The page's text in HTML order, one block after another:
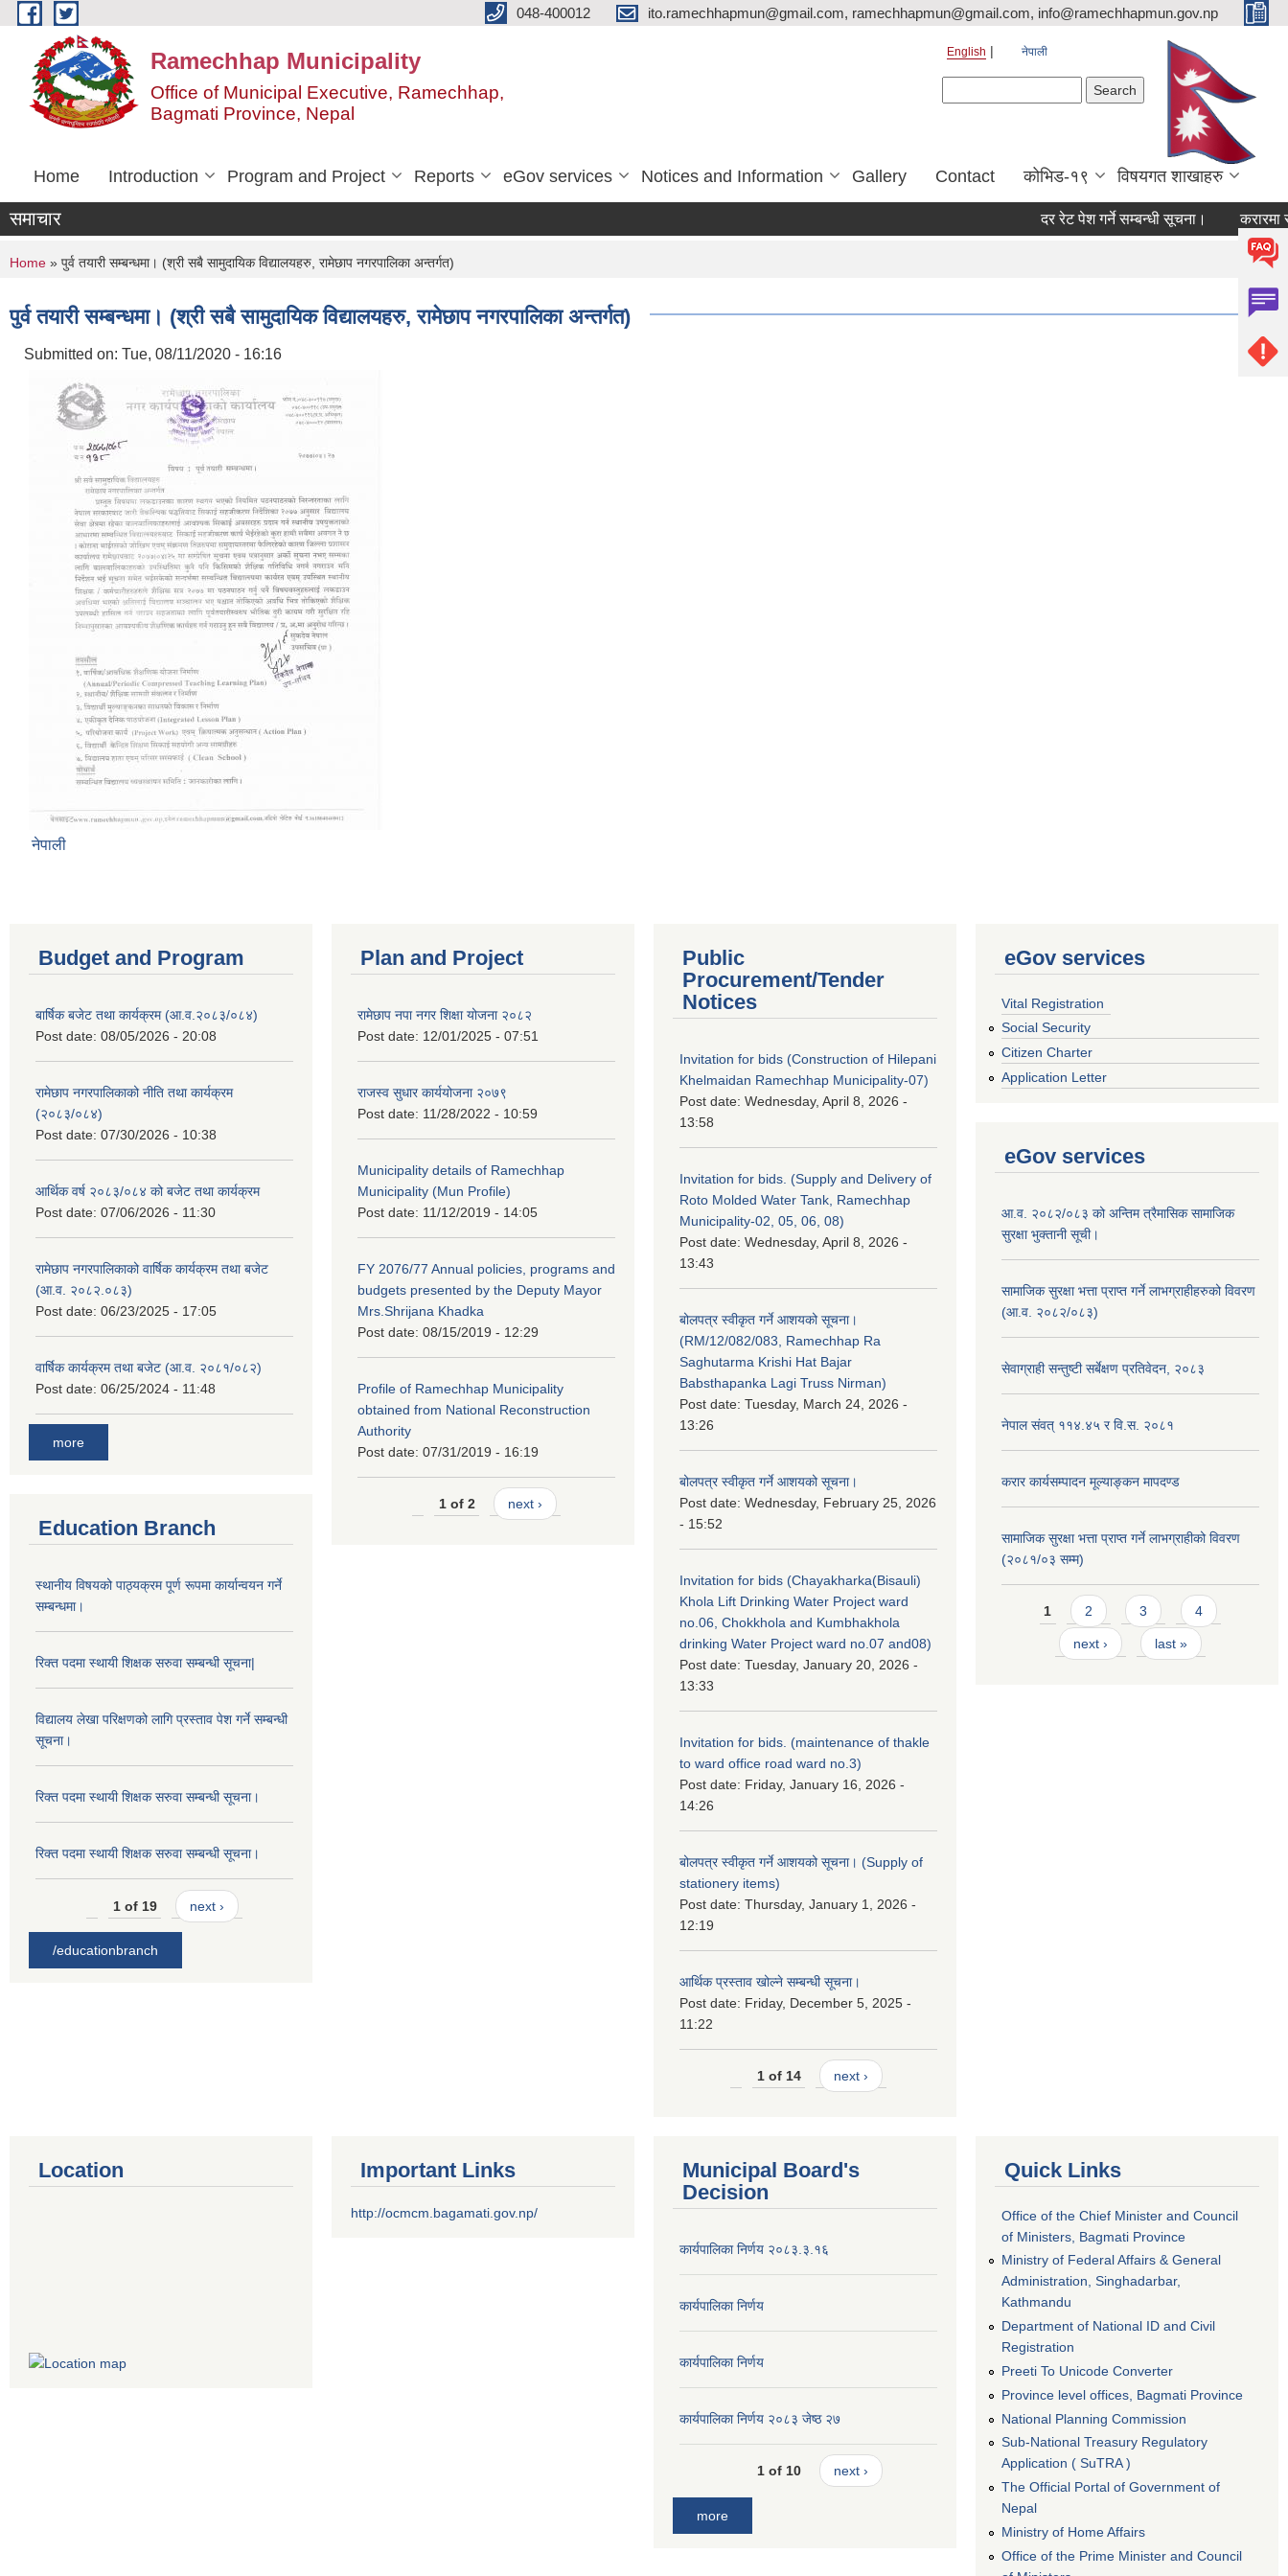
Skip to main content 048-400012 ito.ramechhapmun@gmail.com, ramechhapmun@gmail.com, info@ramechhapmun.gov.np
Ramechhap Municipality
Office of Municipal Executive, Ramechhap,
Bagmati Province, Nepal
English नेपाली
Home Introduction Program and Project Reports eGov services Notices and Information Gallery Contact कोभिड-१९ विषयगत शाखाहरु
समाचार दर रेट पेश गर्ने सम्बन्धी सूचना। करारमा
You are here
Home » पुर्व तयारी सम्बन्धमा। (श्री सबै सामुदायिक विद्यालयहरु, रामेछाप नगरपालिका अन्तर्गत)
पुर्व तयारी सम्बन्धमा। (श्री सबै सामुदायिक विद्यालयहरु, रामेछाप नगरपालिका अन्तर्गत)
Submitted on: Tue, 08/11/2020 - 16:16
नेपाली
Budget and Program
बार्षिक बजेट तथा कार्यक्रम (आ.व.२०८३/०८४)
Post date: 08/05/2026 - 20:08
रामेछाप नगरपालिकाको नीति तथा कार्यक्रम
(२०८३/०८४)
Post date: 07/30/2026 - 10:38
आर्थिक वर्ष २०८३/०८४ को बजेट तथा कार्यक्रम
Post date: 07/06/2026 - 11:30
रामेछाप नगरपालिकाको वार्षिक कार्यक्रम तथा बजेट
(आ.व. २०८२.०८३)
Post date: 06/23/2025 - 17:05
वार्षिक कार्यक्रम तथा बजेट (आ.व. २०८१/०८२)
Post date: 06/25/2024 - 11:48
more
Education Branch
स्थानीय विषयको पाठ्यक्रम पूर्ण रूपमा कार्यान्वयन गर्ने
सम्बन्धमा।
रिक्त पदमा स्थायी शिक्षक सरुवा सम्बन्धी सूचना|
विद्यालय लेखा परिक्षणको लागि प्रस्ताव पेश गर्ने सम्बन्धी
सूचना।
रिक्त पदमा स्थायी शिक्षक सरुवा सम्बन्धी सूचना।
रिक्त पदमा स्थायी शिक्षक सरुवा सम्बन्धी सूचना।
1 of 19 next ›
/educationbranch
Plan and Project
रामेछाप नपा नगर शिक्षा योजना २०८२
Post date: 12/01/2025 - 07:51
राजस्व सुधार कार्ययोजना २०७९
Post date: 11/28/2022 - 10:59
Municipality details of Ramechhap
Municipality (Mun Profile)
Post date: 11/12/2019 - 14:05
FY 2076/77 Annual policies, programs and
budgets presented by the Deputy Mayor
Mrs.Shrijana Khadka
Post date: 08/15/2019 - 12:29
Profile of Ramechhap Municipality
obtained from National Reconstruction
Authority
Post date: 07/31/2019 - 16:19
1 of 2 next ›
Public
Procurement/Tender
Notices
Invitation for bids (Construction of Hilepani
Khelmaidan Ramechhap Municipality-07)
Post date: Wednesday, April 8, 2026 -
13:58
Invitation for bids. (Supply and Delivery of
Roto Molded Water Tank, Ramechhap
Municipality-02, 05, 06, 08)
Post date: Wednesday, April 8, 2026 -
13:43
बोलपत्र स्वीकृत गर्ने आशयको सूचना।
(RM/12/082/083, Ramechhap Ra
Saghutarma Krishi Hat Bajar
Babsthapanka Lagi Truss Nirman)
Post date: Tuesday, March 24, 2026 -
13:26
बोलपत्र स्वीकृत गर्ने आशयको सूचना।
Post date: Wednesday, February 25, 2026
- 15:52
Invitation for bids (Chayakharka(Bisauli)
Khola Lift Drinking Water Project ward
no.06, Chokkhola and Kumbhakhola
drinking Water Project ward no.07 and08)
Post date: Tuesday, January 20, 2026 -
13:33
Invitation for bids. (maintenance of thakle
to ward office road ward no.3)
Post date: Friday, January 16, 2026 -
14:26
बोलपत्र स्वीकृत गर्ने आशयको सूचना। (Supply of
stationery items)
Post date: Thursday, January 1, 2026 -
12:19
आर्थिक प्रस्ताव खोल्ने सम्बन्धी सूचना।
Post date: Friday, December 5, 2025 -
11:22
1 of 14 next ›
eGov services
Vital Registration
Social Security
Citizen Charter
Application Letter
eGov services
आ.व. २०८२/०८३ को अन्तिम त्रैमासिक सामाजिक
सुरक्षा भुक्तानी सूची।
सामाजिक सुरक्षा भत्ता प्राप्त गर्ने लाभग्राहीहरुको विवरण
(आ.व. २०८२/०८३)
सेवाग्राही सन्तुष्टी सर्बेक्षण प्रतिवेदन, २०८३
नेपाल संवत् ११४.४५ र वि.स. २०८१
करार कार्यसम्पादन मूल्याङ्कन मापदण्ड
सामाजिक सुरक्षा भत्ता प्राप्त गर्ने लाभग्राहीको विवरण
(२०८१/०३ सम्म)
Pages
1 2 3 4
next › last »
Location Important Links
http://ocmcm.bagamati.gov.np/
Municipal Board's
Decision
कार्यपालिका निर्णय २०८३.३.१६
कार्यपालिका निर्णय
कार्यपालिका निर्णय
कार्यपालिका निर्णय २०८३ जेष्ठ २७
1 of 10 next ›
more
Quick Links
Office of the Chief Minister and Council
of Ministers, Bagmati Province
Ministry of Federal Affairs & General
Administration, Singhadarbar,
Kathmandu
Department of National ID and Civil
Registration
Preeti To Unicode Converter
Province level offices, Bagmati Province
National Planning Commission
Sub-National Treasury Regulatory
Application ( SuTRA )
The Official Portal of Government of
Nepal
Ministry of Home Affairs
Office of the Prime Minister and Council